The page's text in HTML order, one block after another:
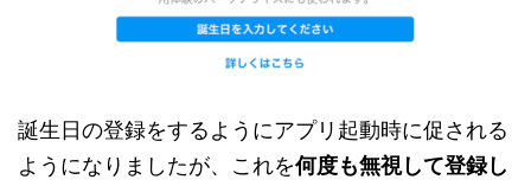
誕生日の登録をするようにアプリ起動時に促される
ようになりましたが、これを何度も無視して登録し